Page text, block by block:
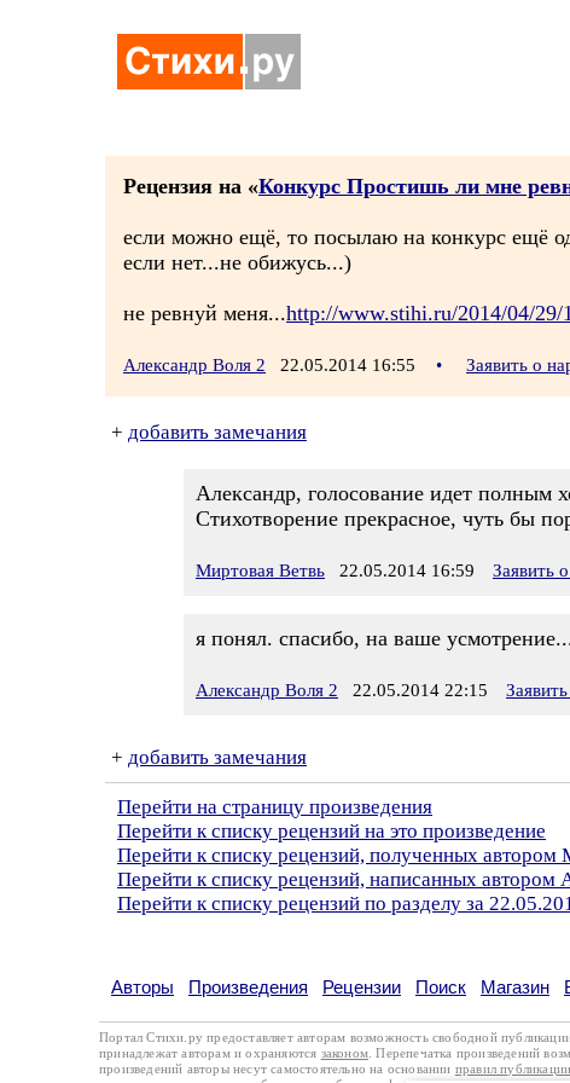
Рецензия на «Конкурс Простишь ли мне
если можно ещё, то посылаю на конкурс ещё
если нет...не обижусь...)
не ревнуй меня...http://www.stihi.ru/2014/04/29/
Александр Воля 2 22.05.2014 16:55 • Заявить о
+ добавить замечания
Александр, голосование идет полным
Стихотворение прекрасное, чуть бы
Миртовая Ветвь 22.05.2014 16:59 Заявить
я понял. спасибо, на ваше
Александр Воля 2 22.05.2014 22:15
+ добавить замечания
Перейти на страницу произведения
Перейти к списку рецензий на это произведение
Перейти к списку рецензий, полученных автором
Перейти к списку рецензий, написанных автором
Перейти к списку рецензий по разделу за
Авторы Произведения Рецензии Поиск Магазин
Портал Стихи.ру предоставляет авторам возможность свободной
принадлежат авторам и охраняются законом . Перепечатка произведений
произведений авторы несут самостоятельно на основании правил публикации